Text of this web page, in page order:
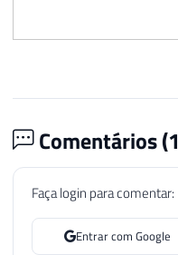
Comentários (1
Faça login para comentar:
Entrar com Google